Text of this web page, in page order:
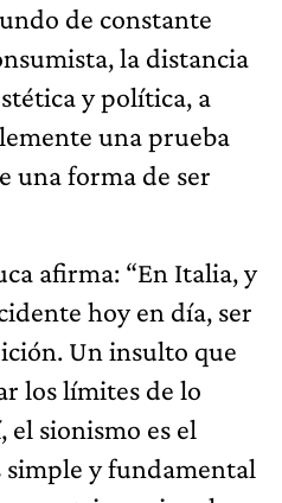
de constante
la distancia
y política, a
una prueba
una forma de ser
afirma: “En Italia, y
hoy en día, ser
Un insulto que
los límites de lo
el sionismo es el
y fundamental